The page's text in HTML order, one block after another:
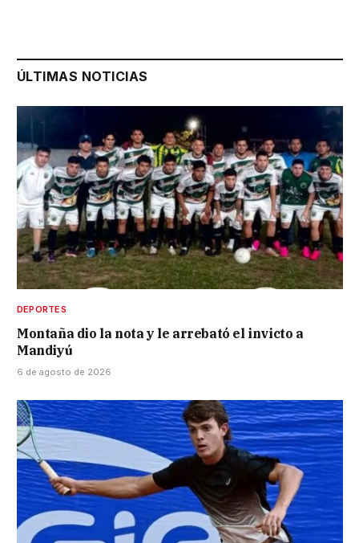
ÚLTIMAS NOTICIAS
DEPORTES
Montaña dio la nota y le arrebató el invicto a
Mandiyú
6 de agosto de 2026